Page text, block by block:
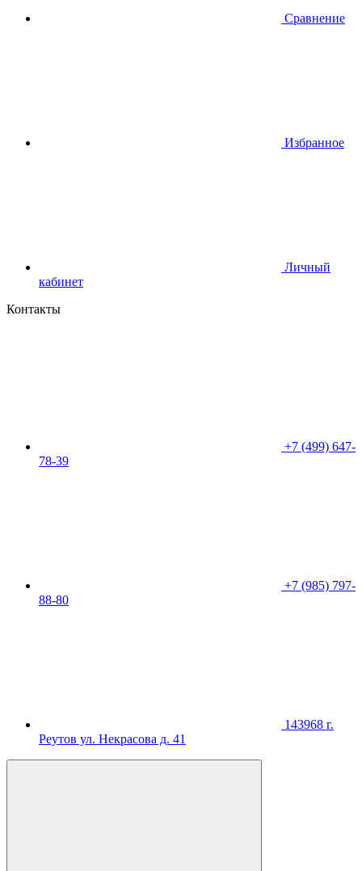
Сравнение
Избранное
Личный
кабинет
Контакты
+7 (499) 647-
78-39
+7 (985) 797-
88-80
143968 г.
Реутов ул. Некрасова д. 41